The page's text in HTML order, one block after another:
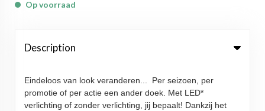
Op voorraad
Description
Eindeloos van look veranderen...
Per seizoen, per
promotie of per actie een ander doek. Met LED*
verlichting of zonder verlichting, jij bepaalt! Dankzij het